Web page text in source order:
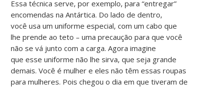
Essa técnica serve, por exemplo, para “entregar”
encomendas na Antártica. Do lado de dentro,
você usa um uniforme especial, com um cabo que
lhe prende ao teto – uma precaução para que você
não se vá junto com a carga. Agora imagine
que esse uniforme não lhe sirva, que seja grande
demais. Você é mulher e eles não têm essas roupas
para mulheres. Pois chegou o dia em que tiveram de